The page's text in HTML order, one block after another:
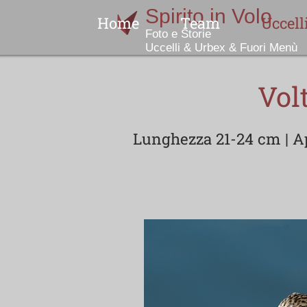
Home Team
Indice
Lunghezza 21-24 cm |